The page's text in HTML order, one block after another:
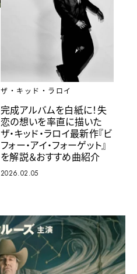
ザ・キッド・ラロイ
完成アルバムを白紙に！失
恋の想いを率直に描いた
ザ・キッド・ラロイ最新作『ビ
フォー・アイ・フォーゲット』
を解説＆おすすめ曲紹介
2026.02.05